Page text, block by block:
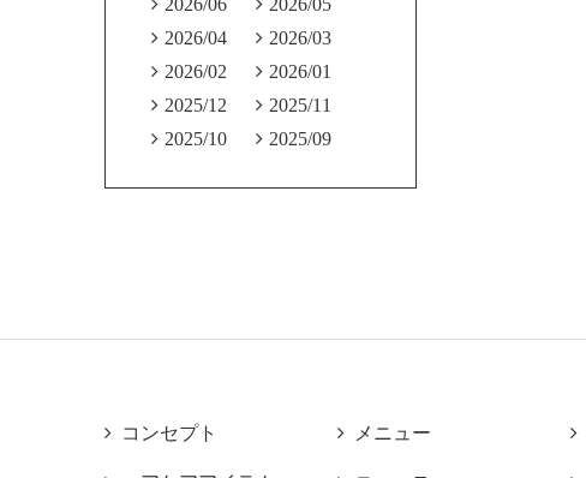
2026/06 2026/05
 2026/04  2026/03
 2026/02  2026/01
 2025/12  2025/11
 2025/10  2025/09
 コンセプト  メニュー 